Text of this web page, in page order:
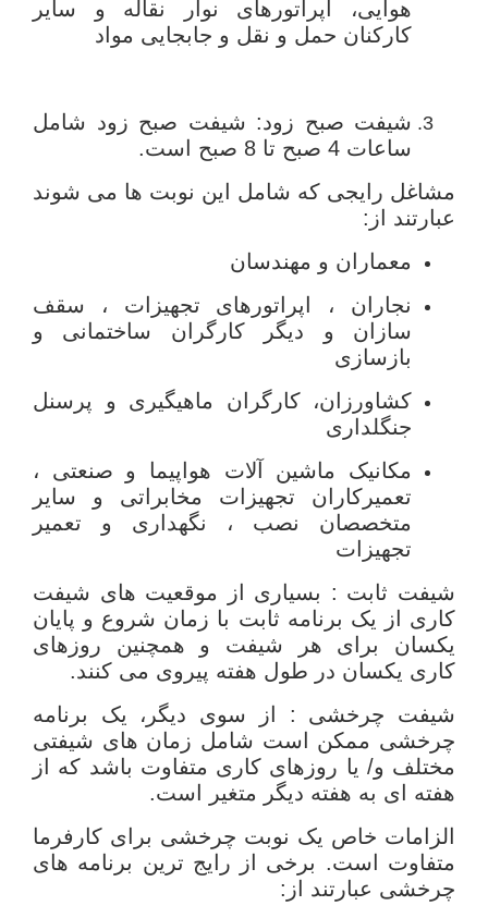
هوایی، اپراتورهای نوار نقاله و سایر
کارکنان حمل و نقل و جابجایی مواد
شیفت صبح زود: شیفت صبح زود شامل
ساعات 4 صبح تا 8 صبح است.
مشاغل رایجی که شامل این نوبت ها می شوند
عبارتند از:
معماران و مهندسان
نجاران ، اپراتورهای تجهیزات ، سقف
سازان و دیگر کارگران ساختمانی و
بازسازی
کشاورزان، کارگران ماهیگیری و پرسنل
جنگلداری
مکانیک ماشین آلات هواپیما و صنعتی ،
تعمیرکاران تجهیزات مخابراتی و سایر
متخصصان نصب ، نگهداری و تعمیر
تجهیزات
شیفت ثابت : بسیاری از موقعیت های شیفت
کاری از یک برنامه ثابت با زمان شروع و پایان
یکسان برای هر شیفت و همچنین روزهای
کاری یکسان در طول هفته پیروی می کنند.
شیفت چرخشی : از سوی دیگر، یک برنامه
چرخشی ممکن است شامل زمان های شیفتی
مختلف و/ یا روزهای کاری متفاوت باشد که از
هفته ای به هفته دیگر متغیر است.
الزامات خاص یک نوبت چرخشی برای کارفرما
متفاوت است. برخی از رایج ترین برنامه های
چرخشی عبارتند از: